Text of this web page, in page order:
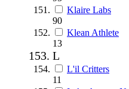
Klaire Labs
90
Klean Athlete
13
L
L'il Critters
11